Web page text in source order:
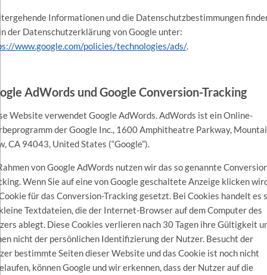
Informationen und die Datenschutzbestimmungen
der Datenschutzerklärung von Google unter:
www.google.com/policies/technologies/ads/.
AdWords und Google Conversion-Tracking
Website verwendet Google AdWords. AdWords ist ein Online-
der Google Inc., 1600 Amphitheatre Parkway,
CA 94043, United States (“Google”).
von Google AdWords nutzen wir das so genannte
Wenn Sie auf eine von Google geschaltete Anzeige klicken
für das Conversion-Tracking gesetzt. Bei Cookies handelt es
Textdateien, die der Internet-Browser auf dem Computer des
ablegt. Diese Cookies verlieren nach 30 Tagen ihre Gültigkeit
nicht der persönlichen Identifizierung der Nutzer. Besucht der
bestimmte Seiten dieser Website und das Cookie ist noch nicht
können Google und wir erkennen, dass der Nutzer auf die